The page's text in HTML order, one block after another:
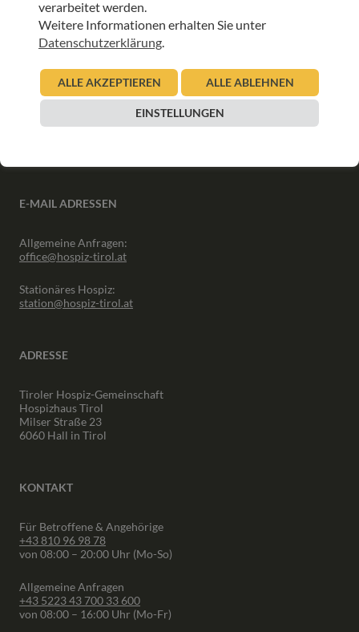
INFORMATIONEN
Downloads
Interner Bereich
Partner
E-MAIL ADRESSEN
Allgemeine Anfragen:
office@hospiz-tirol.at
Stationäres Hospiz:
station@hospiz-tirol.at
ADRESSE
Tiroler Hospiz-Gemeinschaft
Hospizhaus Tirol
Milser Straße 23
6060 Hall in Tirol
KONTAKT
Für Betroffene & Angehörige
+43 810 96 98 78
von 08:00 – 20:00 Uhr (Mo-So)
Allgemeine Anfragen
+43 5223 43 700 33 600
von 08:00 – 16:00 Uhr (Mo-Fr)
verarbeitet werden.
Weitere Informationen erhalten Sie unter
Datenschutzerklärung.
ALLE AKZEPTIEREN ALLE ABLEHNEN
EINSTELLUNGEN